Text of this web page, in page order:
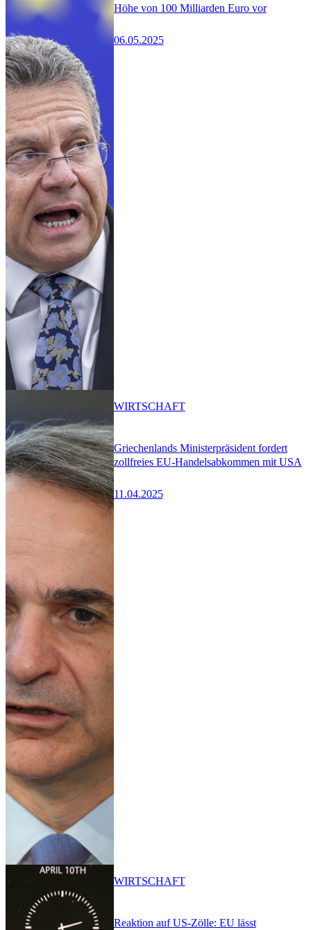
Höhe von 100 Milliarden Euro vor
06.05.2025
Griechenlands Ministerpräsident fordert
zollfreies EU-Handelsabkommen mit USA
11.04.2025
WIRTSCHAFT
Reaktion auf US-Zölle: EU lässt
WIRTSCHAFT